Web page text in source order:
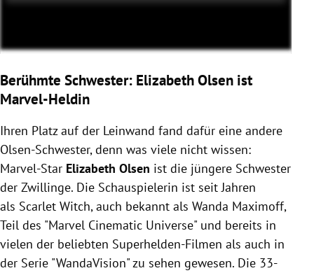
Berühmte Schwester: Elizabeth Olsen ist
Marvel-Heldin
Ihren Platz auf der Leinwand fand dafür eine andere
Olsen-Schwester, denn was viele nicht wissen:
Marvel-Star Elizabeth Olsen ist die jüngere Schwester
der Zwillinge. Die Schauspielerin ist seit Jahren
als Scarlet Witch, auch bekannt als Wanda Maximoff,
Teil des "Marvel Cinematic Universe" und bereits in
vielen der beliebten Superhelden-Filmen als auch in
der Serie "WandaVision" zu sehen gewesen. Die 33-